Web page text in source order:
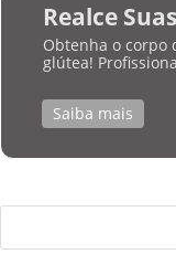
Realce
Obtenha o corpo
glútea!
Saiba mais